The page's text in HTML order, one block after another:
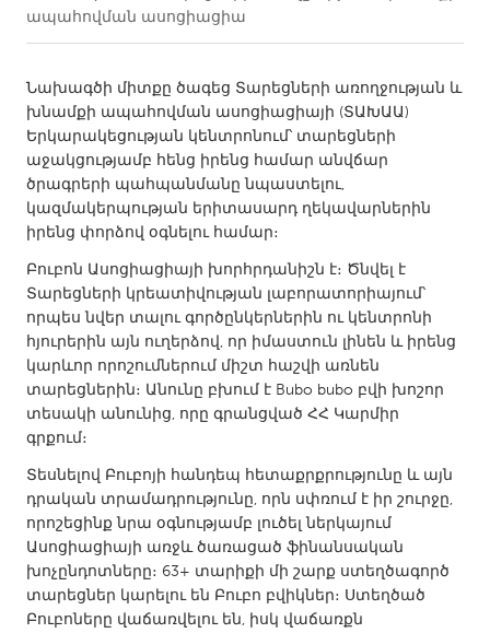
CANADA
Amherstburg
Kingston
Kitchener-Waterloo
New Glasgow
Newmarket
Ottawa
South Shore
Toronto
Kuala Lumpur
NETHERLANDS
Leiden
Rotterdam
Utrecht
QATAR
Qatar
SINGAPORE
Singapore
ապահովման ասոցիացիա
Նախագծի միտքը ծագեց Տարեցների առողջության և
խնամքի ապահովման ասոցիացիայի (ՏԱԽԱԱ)
Երկարակեցության կենտրոնում՝ տարեցների
աջակցությամբ հենց իրենց համար անվճար
ծրագրերի պահպանմանը նպաստելու,
կազմակերպության երիտասարդ ղեկավարներին
իրենց փորձով օգնելու համար։
Բուբոն Ասոցիացիայի խորհրդանիշն է։ Ծնվել է
Տարեցների կրեատիվության լաբորատորիայում՝
որպես նվեր տալու գործընկերներին ու կենտրոնի
հյուրերին այն ուղերձով, որ իմաստուն լինեն և իրենց
կարևոր որոշումներում միշտ հաշվի առնեն
տարեցներին։ Անունը բխում է Bubo bubo բվի խոշոր
տեսակի անունից, որը գրանցված ՀՀ Կարմիր
գրքում։
Տեսնելով Բուբոյի հանդեպ հետաքրքրությունը և այն
դրական տրամադրությունը, որն սփռում է իր շուրջը,
որոշեցինք նրա օգնությամբ լուծել ներկայում
Ասոցիացիայի առջև ծառացած ֆինանսական
խոչընդոտները։ 63+ տարիքի մի շարք ստեղծագործ
տարեցներ կարելու են Բուբո բվիկներ։ Ստեղծած
Բուբոները վաճառվելու են, իսկ վաճառքն